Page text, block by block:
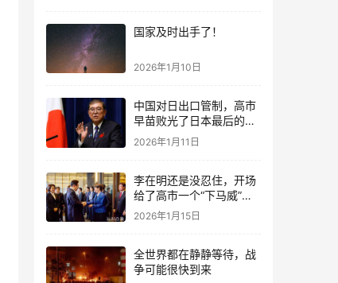
国家及时出手了！
2026年1月10日
中国对日出口管制，高市
早苗败光了日本最后的国
运
2026年1月11日
李在明还是没忍住，开场
给了高市一个“下马威”，
还特意提到中国
2026年1月15日
全世界都在静静等待，战
争可能很快到来